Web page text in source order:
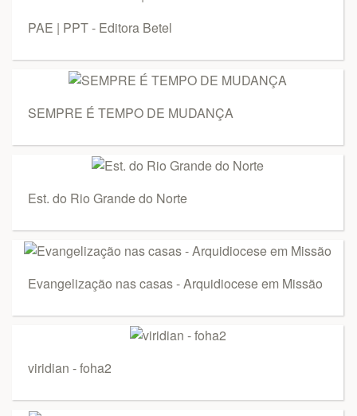
PAE | PPT - Editora Betel
SEMPRE É TEMPO DE MUDANÇA
Est. do Rio Grande do Norte
Evangelização nas casas - Arquidiocese em Missão
viridian - foha2